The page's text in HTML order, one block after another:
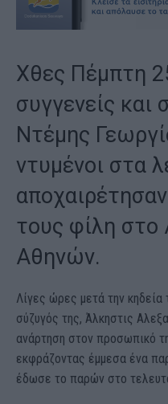
Χθες Πέμπτη
συγγενείς και
Ντέμης
ντυμένοι στα
τους φίλη στο
Αθηνών.
Λίγες ώρες μετά την
σύζυγός της, Άλκηστις
ανάρτηση στον προσωπικό
εκφράζοντας έμμεσα ένα
έδωσε το παρών στο